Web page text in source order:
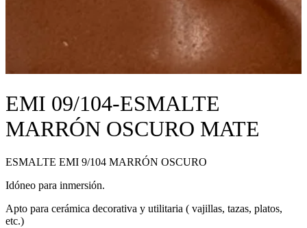
EMI 09/104-ESMALTE
MARRÓN OSCURO MATE
ESMALTE EMI 9/104 MARRÓN OSCURO
Idóneo para inmersión.
Apto para cerámica decorativa y utilitaria ( vajillas, tazas, platos,
etc.)